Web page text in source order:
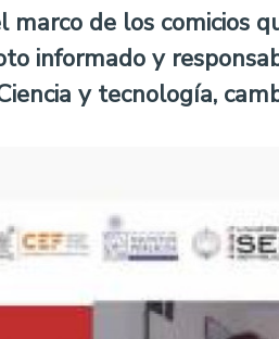
marco de los comicios
informado y
y tecnología,